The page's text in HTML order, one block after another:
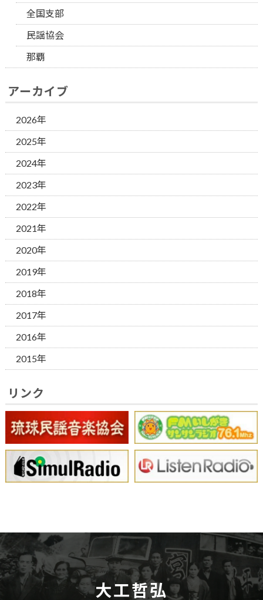
全国支部
民謡協会
那覇
アーカイブ
2026年
2025年
2024年
2023年
2022年
2021年
2020年
2019年
2018年
2017年
2016年
2015年
リンク
大工哲弘